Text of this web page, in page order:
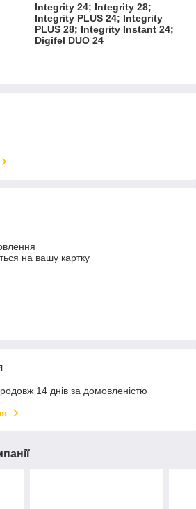
Integrity 24; Integrity 28;
Integrity PLUS 24; Integrity
PLUS 28; Integrity Instant 24;
Digifel DUO 24
на вашу картку
14 днів за домовленістю